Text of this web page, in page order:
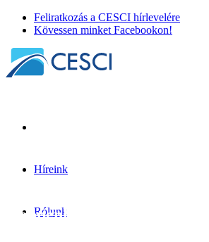
Feliratkozás a CESCI hírlevelére
Kövessen minket Facebookon!
Híreink
Rólunk
Határon átívelő
Koppenhágában és